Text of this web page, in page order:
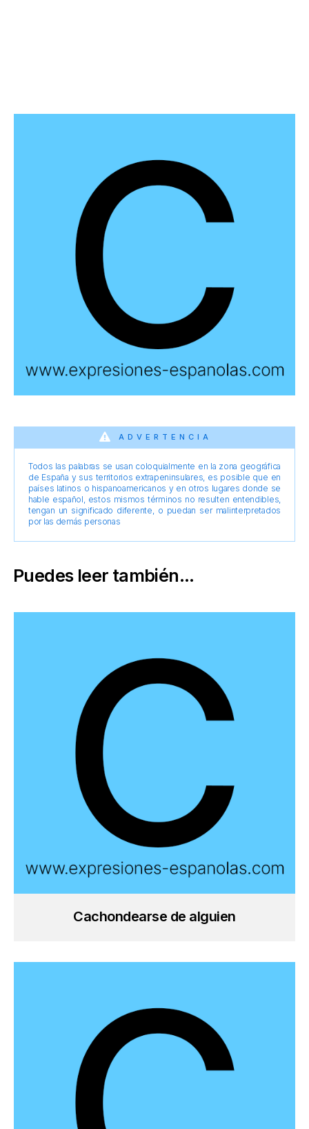
ADVERTENCIA
Todos las palabras se usan coloquialmente en la zona geográfica
de España y sus territorios extrapeninsulares, es posible que en
países latinos o hispanoamericanos y en otros lugares donde se
hable español, estos mismos términos no resulten entendibles,
tengan un significado diferente, o puedan ser malinterpretados
por las demás personas
Puedes leer también...
Cachondearse de alguien